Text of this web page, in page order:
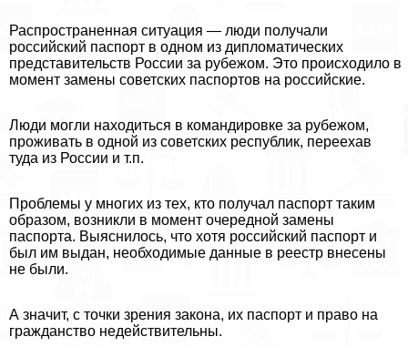
Распространенная ситуация — люди получали
российский паспорт в одном из дипломатических
представительств России за рубежом. Это происходило в
момент замены советских паспортов на российские.
Люди могли находиться в комaндировке за рубежом,
проживать в одной из советских республик, переехав
туда из России и т.п.
Проблемы у многих из тех, кто получал паспорт таким
образом, возникли в момент очередной замены
паспорта. Выяснилось, что хотя российский паспорт и
был им выдан, необходимые данные в реестр внесены
не были.
А значит, с точки зрения закона, их паспорт и право на
гражданство недействительны.